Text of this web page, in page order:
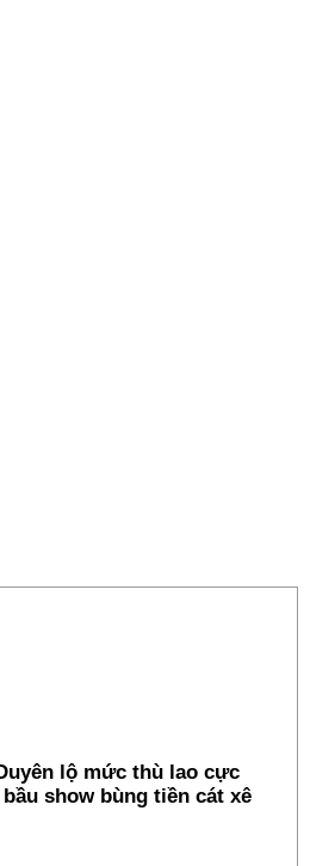
lộ mức thù lao cực
show bùng tiền cát xê